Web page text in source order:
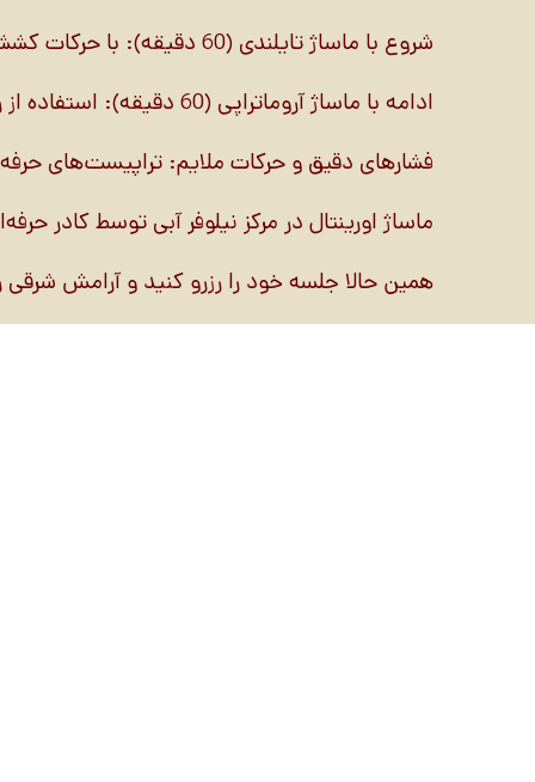
شروع با ماساژ تایلندی (60 دقیقه): با حرکات کششی و دورانی، تنش‌های عمقی عضلات شما آزاد می‌شوند.
ادامه با ماساژ آروماتراپی (60 دقیقه): استفاده از روغن‌های معطر گیاهی برای افزایش شادابی بدن و ذهن.
فشارهای دقیق و حرکات ملایم: تراپیست‌های
ماساژ اورینتال در مرکز نیلوفر آبی توسط کادر
همین حالا جلسه خود را رزرو کنید و آرامش شرقی